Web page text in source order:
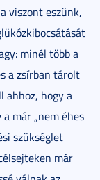
viszont eszünk,
minél több a
a zsírban tárolt
ahhoz, hogy a
már „nem éhes
szükséglet
már